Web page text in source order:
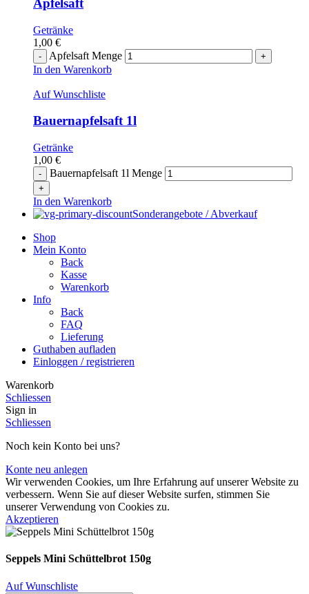
Apfelsaft
Getränke
1,00 €
Apfelsaft Menge
In den Warenkorb
Auf Wunschliste
Bauernapfelsaft 1l
Getränke
1,00 €
Bauernapfelsaft 1l Menge
In den Warenkorb
Sonderangebote / Abverkauf
Shop
Mein Konto
Back
Kasse
Warenkorb
Info
Back
FAQ
Lieferung
Guthaben aufladen
Einloggen / registrieren
Warenkorb
Schliessen
Sign in
Schliessen
Noch kein Konto bei uns?
Konte neu anlegen
Wir verwenden Cookies, um Ihre Erfahrung auf unserer Website zu
verbessern. Wenn Sie auf dieser Website surfen, stimmen Sie
unserer Verwendung von Cookies zu.
Akzeptieren
Seppels Mini Schüttelbrot 150g
Auf Wunschliste